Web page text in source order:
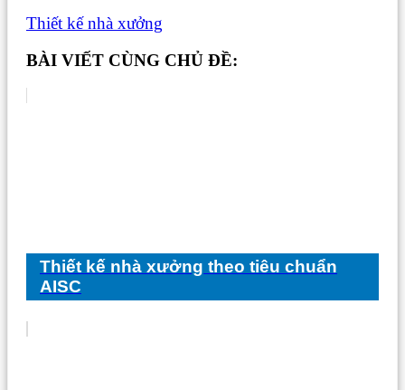
Thiết kế nhà xưởng
BÀI VIẾT CÙNG CHỦ ĐỀ:
Thiết kế nhà xưởng theo tiêu chuẩn
AISC